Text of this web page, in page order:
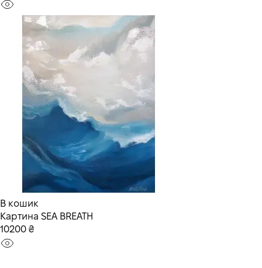
В кошик
Картина SEA BREATH
10200 ₴